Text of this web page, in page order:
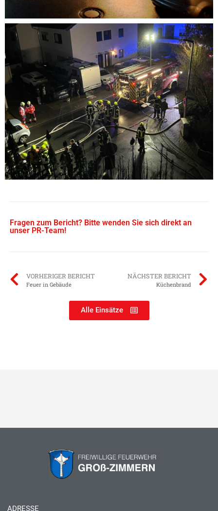
Fragen zum Bericht? Bitte wenden Sie sich direkt an
unser PR-Team!
VORHERIGER BERICHT
Feuer in Gebäude
NÄCHSTER BERICHT
Küchenbrand
Alle Einsätze
ADRESSE